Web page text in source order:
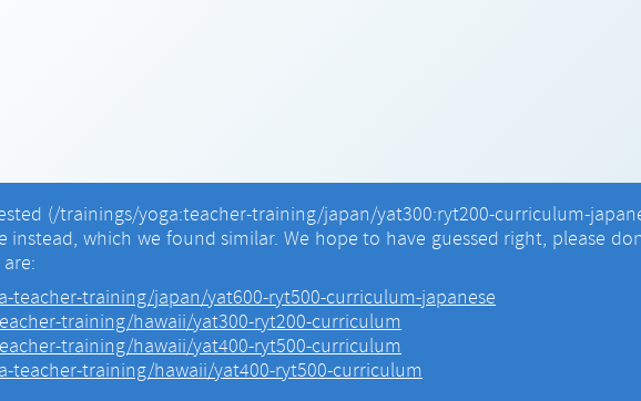
Copyright © 2021 Yoga Awareness -www.yogaawareness.com
(/trainings/yoga:teacher-training/japan/yat300:ryt200-curriculum-
instead, which we found similar. We hope to have guessed right, please
teacher-training/japan/yat600-ryt500-curriculum-japanese
training/hawaii/yat300-ryt200-curriculum
training/hawaii/yat400-ryt500-curriculum
teacher-training/hawaii/yat400-ryt500-curriculum